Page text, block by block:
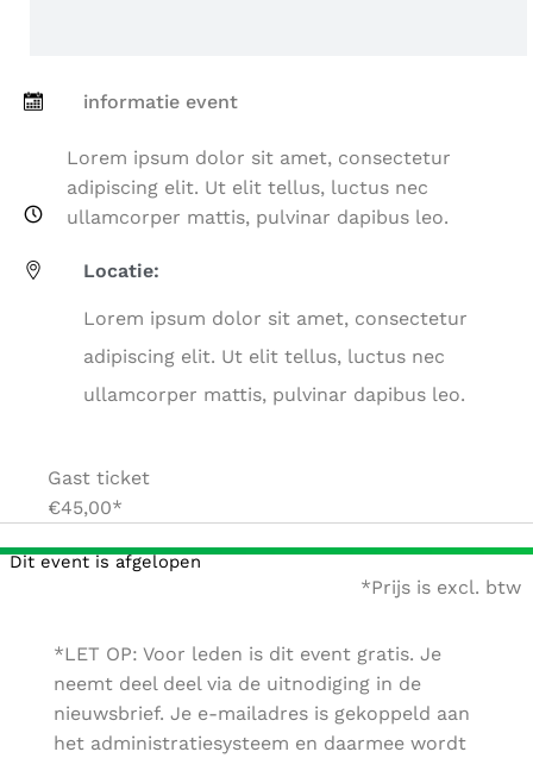
informatie event
Lorem ipsum dolor sit amet, consectetur
adipiscing elit. Ut elit tellus, luctus nec
ullamcorper mattis, pulvinar dapibus leo.
Locatie:
Lorem ipsum dolor sit amet, consectetur
adipiscing elit. Ut elit tellus, luctus nec
ullamcorper mattis, pulvinar dapibus leo.
Gast ticket
€45,00*
Dit event is afgelopen
*Prijs is excl. btw
*LET OP: Voor leden is dit event gratis. Je
neemt deel deel via de uitnodiging in de
nieuwsbrief. Je e-mailadres is gekoppeld aan
het administratiesysteem en daarmee wordt